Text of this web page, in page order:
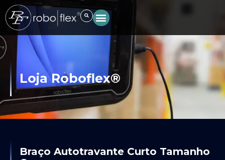
para
conteúdo
Loja Roboflex®
Braço Autotravante Curto Tamanho